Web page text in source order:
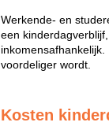
Werkende- en
een
voordeliger wordt.
Kosten